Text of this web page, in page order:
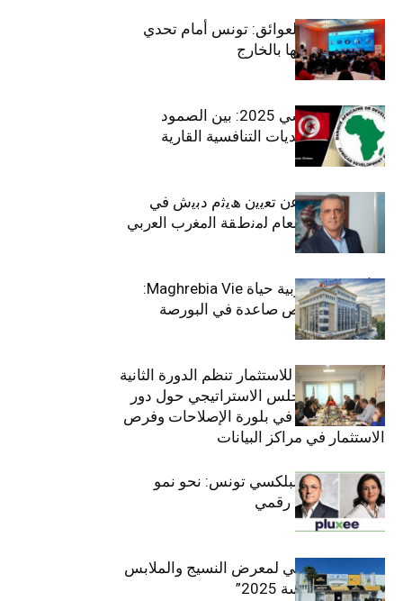
بين الطموح والعوائق: تونس أمام تحدي
استعادة كفاءاتها بالخارج
الاقتصاد التونسي 2025: بين الصمود
الاجتماعي وتحديات التنافسية القارية
ﺗﯾﺗرا ﺑﺎك ﺗﻌﻠن ﻋن ﺗﻌﯾﯾن ھﯾﺛم دﺑﯾش ﻓﻲ
ﻣﻧﺻب اﻟﻣدﯾر اﻟﻌﺎم ﻟﻣﻧطﻘﺔ اﻟﻣﻐرب اﻟﻌرﺑﻲ
وﻏرب أﻓرﯾﻘﯾﺎ
التأمينات المغربية حياة Maghrebia Vie:
فاعل رائد بفرص صاعدة في البورصة
(+34.8%)
الهيئة التونسية للاستثمار تنظم الدورة الثانية
والعشرين للمجلس الاستراتيجي حول دور
القطاع الخاص في بلورة الإصلاحات وفرص
الاستثمار في مراكز البيانات
قيادة مزدوجة لبلكسي تونس: نحو نمو
متسارع وتحول رقمي
الافتتاح الرسمي لمعرض النسيج والملابس
“إنترتكس سوسة 2025”